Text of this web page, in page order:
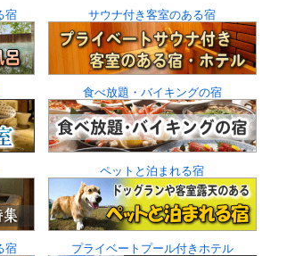
宿 サウナ付き客室のある宿
食べ放題・バイキングの宿
ペットと泊まれる宿
宿 プライベートプール付きホテル